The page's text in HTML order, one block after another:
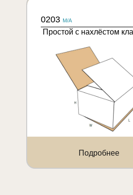
0203 M/A
Простой с нахлёстом
Подробнее